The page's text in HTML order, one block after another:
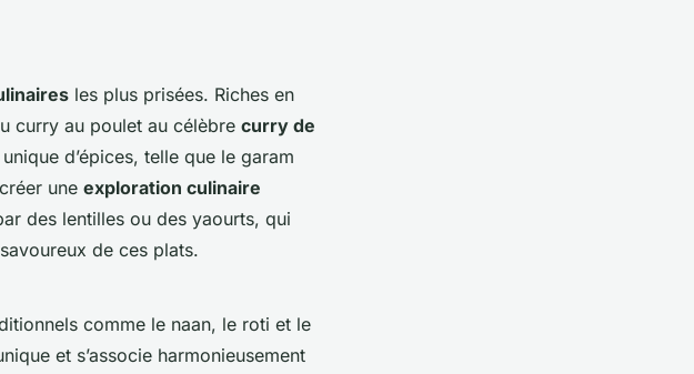
les plus prisées. Riches en
curry au poulet au célèbre curry de
d’épices, telle que le garam
une exploration culinaire
des lentilles ou des yaourts, qui
de ces plats.
comme le naan, le roti et le
et s’associe harmonieusement